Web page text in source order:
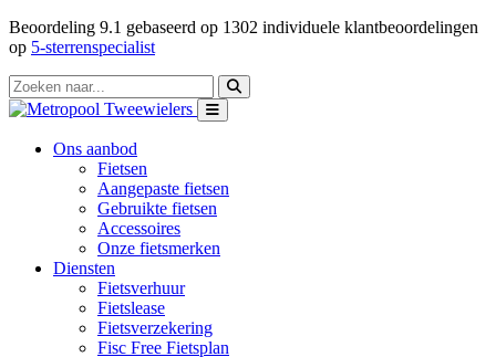
Beoordeling 9.1 gebaseerd op 1302 individuele klantbeoordelingen
op 5-sterrenspecialist
Ons aanbod
Fietsen
Aangepaste fietsen
Gebruikte fietsen
Accessoires
Onze fietsmerken
Diensten
Fietsverhuur
Fietslease
Fietsverzekering
Fisc Free Fietsplan